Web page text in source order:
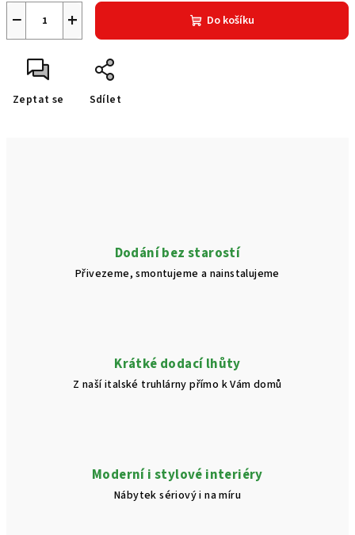
+
− Do košíku
Zeptat se Sdílet
Dodání bez starostí
Přivezeme, smontujeme a nainstalujeme
Krátké dodací lhůty
Z naší italské truhlárny přímo k Vám domů
Moderní i stylové interiéry
Nábytek sériový i na míru